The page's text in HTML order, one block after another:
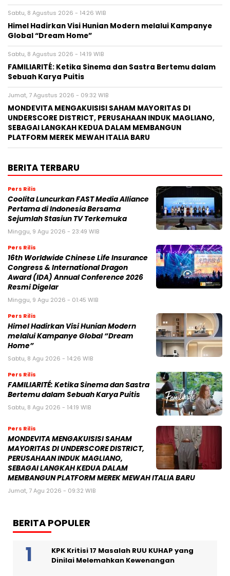
Sabtu, 8 Agustus 2026 - 14:26 WIB
Himel Hadirkan Visi Hunian Modern melalui Kampanye
Global “Dream Home”
Sabtu, 8 Agustus 2026 - 14:19 WIB
FAMILIARITÉ: Ketika Sinema dan Sastra Bertemu dalam
Sebuah Karya Puitis
Jumat, 7 Agustus 2026 - 09:32 WIB
MONDEVITA MENGAKUISISI SAHAM MAYORITAS DI
UNDERSCORE DISTRICT, PERUSAHAAN INDUK MAGLIANO,
SEBAGAI LANGKAH KEDUA DALAM MEMBANGUN
PLATFORM MEREK MEWAH ITALIA BARU
BERITA TERBARU
Pers Rilis
Coolita Luncurkan FAST Media Alliance
Pertama di Indonesia Bersama
Sejumlah Stasiun TV Terkemuka
Minggu, 9 Agu 2026 - 23:49 WIB
Pers Rilis
16th Worldwide Chinese Life Insurance
Congress & International Dragon
Award (IDA) Annual Conference 2026
Resmi Digelar
Minggu, 9 Agu 2026 - 01:45 WIB
Pers Rilis
Himel Hadirkan Visi Hunian Modern
melalui Kampanye Global “Dream
Home”
Sabtu, 8 Agu 2026 - 14:26 WIB
Pers Rilis
FAMILIARITÉ: Ketika Sinema dan Sastra
Bertemu dalam Sebuah Karya Puitis
Sabtu, 8 Agu 2026 - 14:19 WIB
Pers Rilis
MONDEVITA MENGAKUISISI SAHAM
MAYORITAS DI UNDERSCORE DISTRICT,
PERUSAHAAN INDUK MAGLIANO,
SEBAGAI LANGKAH KEDUA DALAM
MEMBANGUN PLATFORM MEREK MEWAH ITALIA BARU
Jumat, 7 Agu 2026 - 09:32 WIB
BERITA POPULER
KPK Kritisi 17 Masalah RUU KUHAP yang
Dinilai Melemahkan Kewenangan